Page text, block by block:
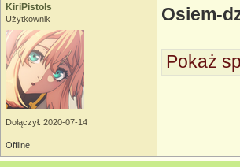
KiriPistols
Użytkownik
Dołączył: 2020-07-14
Osiem-
Pokaż
Offline